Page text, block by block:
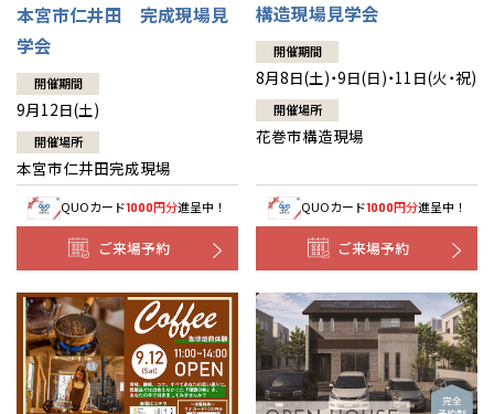
本宮市仁井田 完成現場見
学会
開催期間
9月12日(土)
開催場所
本宮市仁井田完成現場
QUOカード1000円分進呈中！
ご来場予約
構造現場見学会
開催期間
8月8日(土)・9日(日)・11日(火・祝)
開催場所
花巻市構造現場
QUOカード1000円分進呈中！
ご来場予約